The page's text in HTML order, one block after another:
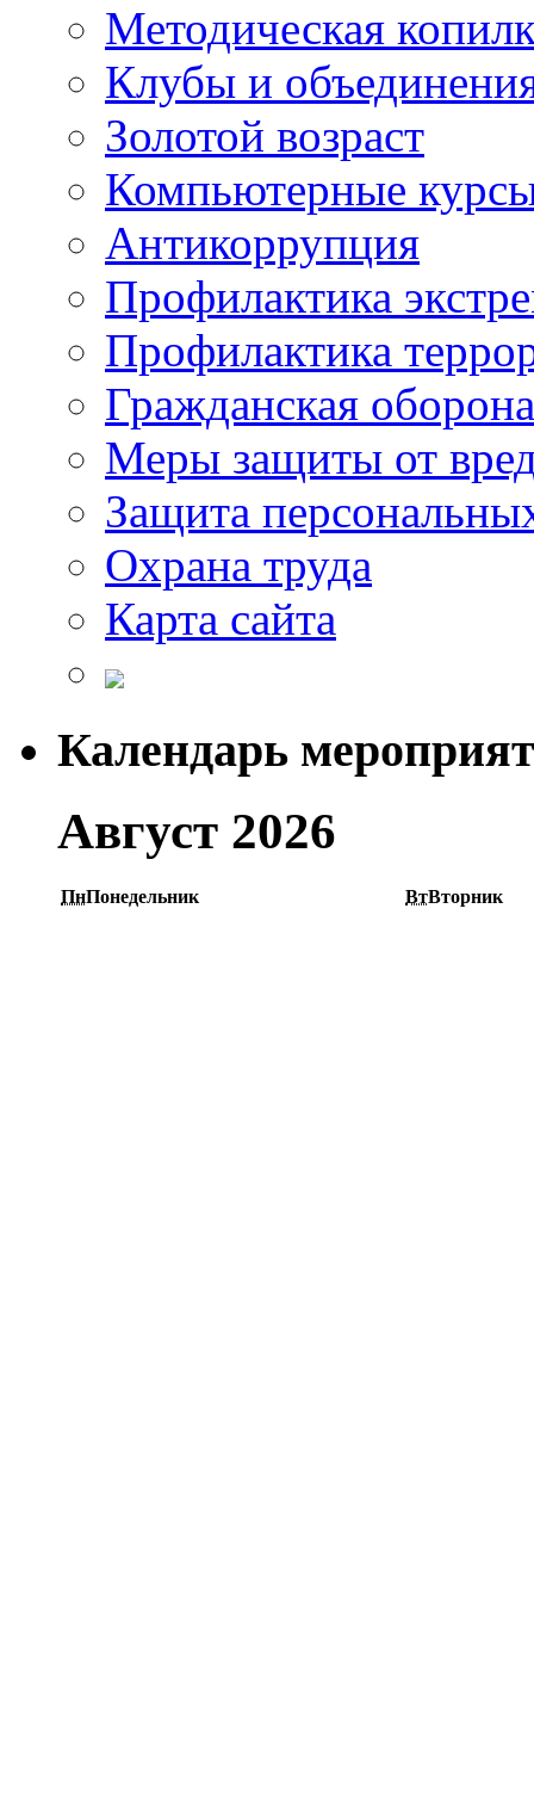
Методическая
Клубы и
Золотой возраст
Компьютерные
Антикоррупция
Профилактика
Профилактика
Гражданская оборона
Меры защиты от
Защита
Охрана труда
Карта сайта
Календарь
Август 2026
ПнПонедельник ВтВторник